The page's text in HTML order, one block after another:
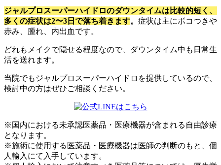
ジャルプロスーパーハイドロのダウンタイムは比較的短く、
多くの症状は2〜3日で落ち着きます。 症状は主にボコつきや
赤み、腫れ、内出血です。
どれもメイクで隠せる程度なので、ダウンタイム中も日常生
活を送れます。
当院でもジャルプロスーパーハイドロを提供しているので、
検討中の方はぜひご相談ください。
※国内における未承認医薬品・医療機器が含まれる自由診療
となります。
※施術に使用する医薬品・医療機器は医師の判断のもと、個
人輸入にて入手しています。